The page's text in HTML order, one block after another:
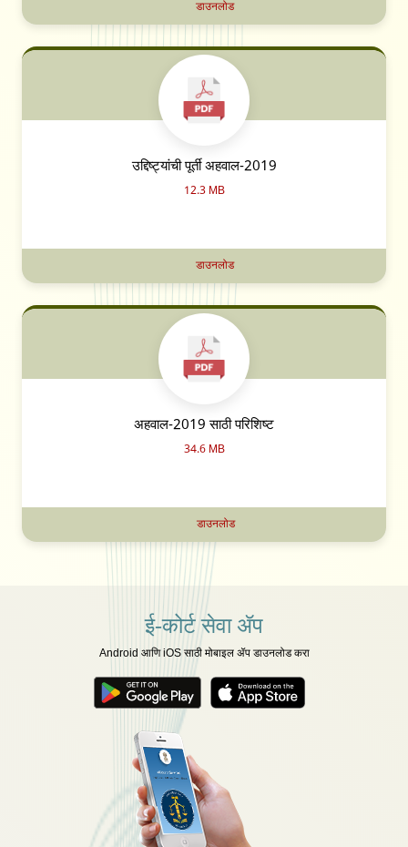
डाउनलोड
उद्दिष्ट्यांची पूर्ती अहवाल-2019
12.3 MB
डाउनलोड
अहवाल-2019 साठी परिशिष्ट
34.6 MB
डाउनलोड
ई-कोर्ट सेवा ॲप
Android आणि iOS साठी मोबाइल ॲप डाउनलोड करा